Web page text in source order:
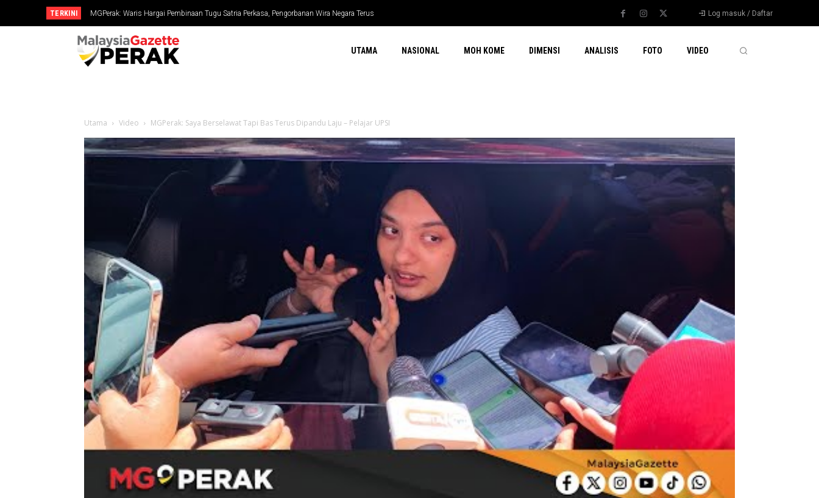
TERKINI
MGPerak: Waris Hargai Pembinaan Tugu Satria Perkasa, Pengorbanan Wira Negara Terus
Dikenang
Waris hargai pembinaan Tugu Satria Perkasa, pengorbanan wira negara terus dikenang Log masuk / Daftar
UTAMA NASIONAL MOH KOME DIMENSI ANALISIS FOTO VIDEO
Utama Video MGPerak: Saya Berselawat Tapi Bas Terus Dipandu Laju – Pelajar UPSI